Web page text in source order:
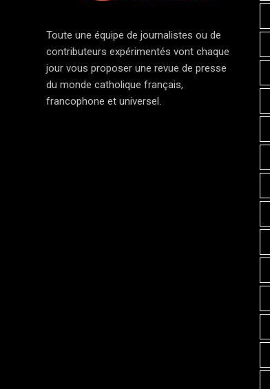
Toute une équipe de journalistes ou de
contributeurs expérimentés vont chaque
jour vous proposer une revue de presse
du monde catholique français,
francophone et universel.